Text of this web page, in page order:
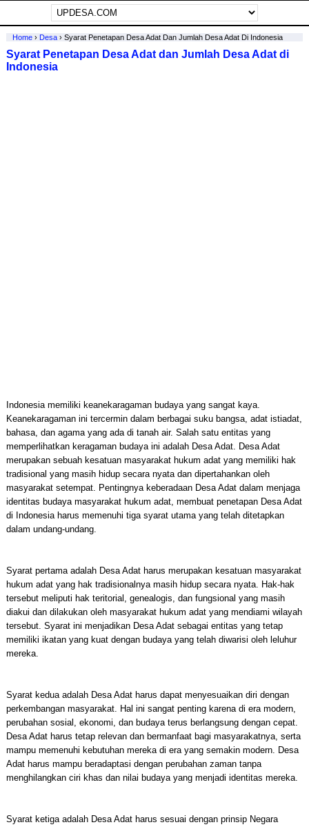
Home› Desa› Syarat Penetapan Desa Adat Dan Jumlah Desa Adat Di Indonesia
Syarat Penetapan Desa Adat dan Jumlah Desa Adat di
Indonesia
Indonesia memiliki keanekaragaman budaya yang sangat kaya.
Keanekaragaman ini tercermin dalam berbagai suku bangsa, adat istiadat,
bahasa, dan agama yang ada di tanah air. Salah satu entitas yang
memperlihatkan keragaman budaya ini adalah Desa Adat. Desa Adat
merupakan sebuah kesatuan masyarakat hukum adat yang memiliki hak
tradisional yang masih hidup secara nyata dan dipertahankan oleh
masyarakat setempat. Pentingnya keberadaan Desa Adat dalam menjaga
identitas budaya masyarakat hukum adat, membuat penetapan Desa Adat
di Indonesia harus memenuhi tiga syarat utama yang telah ditetapkan
dalam undang-undang.
Syarat pertama adalah Desa Adat harus merupakan kesatuan masyarakat
hukum adat yang hak tradisionalnya masih hidup secara nyata. Hak-hak
tersebut meliputi hak teritorial, genealogis, dan fungsional yang masih
diakui dan dilakukan oleh masyarakat hukum adat yang mendiami wilayah
tersebut. Syarat ini menjadikan Desa Adat sebagai entitas yang tetap
memiliki ikatan yang kuat dengan budaya yang telah diwarisi oleh leluhur
mereka.
Syarat kedua adalah Desa Adat harus dapat menyesuaikan diri dengan
perkembangan masyarakat. Hal ini sangat penting karena di era modern,
perubahan sosial, ekonomi, dan budaya terus berlangsung dengan cepat.
Desa Adat harus tetap relevan dan bermanfaat bagi masyarakatnya, serta
mampu memenuhi kebutuhan mereka di era yang semakin modern. Desa
Adat harus mampu beradaptasi dengan perubahan zaman tanpa
menghilangkan ciri khas dan nilai budaya yang menjadi identitas mereka.
Syarat ketiga adalah Desa Adat harus sesuai dengan prinsip Negara